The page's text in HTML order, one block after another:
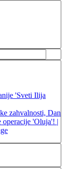
'Sveti Ilija
zahvalnosti, Dan
operacije 'Oluja'! |